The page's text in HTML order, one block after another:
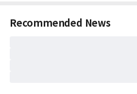
Recommended News